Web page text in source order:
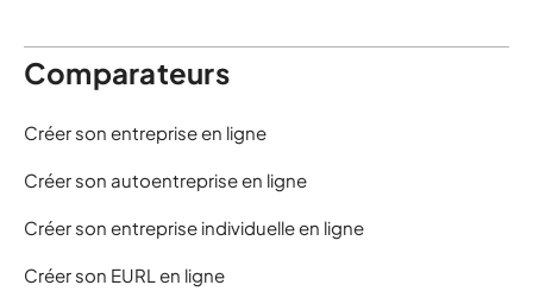
Comparateurs
Créer son entreprise en ligne
Créer son autoentreprise en ligne
Créer son entreprise individuelle en ligne
Créer son EURL en ligne